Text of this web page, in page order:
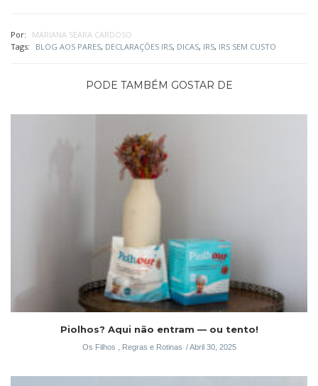
Por:
MARIANA SEARA CARDOSO
Tags:
BLOG AOS PARES, DECLARAÇÕES IRS, DICAS, IRS, IRS SEM CUSTO
PODE TAMBÉM GOSTAR DE
Piolhos? Aqui não entram — ou tento!
Os Filhos Regras e Rotinas Abril 30, 2025